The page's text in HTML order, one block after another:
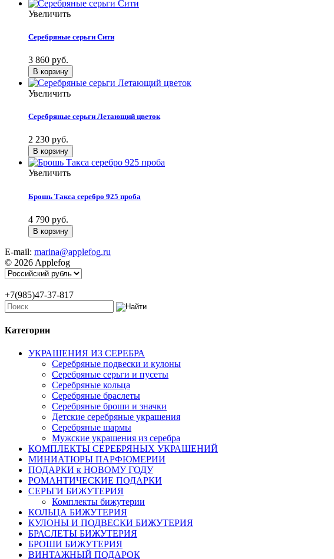
Увеличить
Серебряные серьги Сити
3 860 руб.
Увеличить
Серебряные серьги Летающий цветок
2 230 руб.
Увеличить
Брошь Такса серебро 925 проба
4 790 руб.
E-mail: marina@applefog.ru
© 2026 Applefog
+7(985)47-37-817
Категории
УКРАШЕНИЯ ИЗ СЕРЕБРА
Серебряные подвески и кулоны
Серебряные серьги и пусеты
Серебряные кольца
Серебряные браслеты
Серебряные броши и значки
Детские серебряные украшения
Серебряные шармы
Мужские украшения из серебра
КОМПЛЕКТЫ СЕРЕБРЯНЫХ УКРАШЕНИЙ
МИНИАТЮРЫ ПАРФЮМЕРИИ
ПОДАРКИ к НОВОМУ ГОДУ
РОМАНТИЧЕСКИЕ ПОДАРКИ
СЕРЬГИ БИЖУТЕРИЯ
Комплекты бижутерии
КОЛЬЦА БИЖУТЕРИЯ
КУЛОНЫ И ПОДВЕСКИ БИЖУТЕРИЯ
БРАСЛЕТЫ БИЖУТЕРИЯ
БРОШИ БИЖУТЕРИЯ
ВИНТАЖНЫЙ ПОДАРОК